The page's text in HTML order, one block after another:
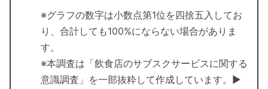
※グラフの数字は小数点第1位を四捨五入してお
り、合計しても100%にならない場合がありま
す。
※本調査は「飲食店のサブスクサービスに関する
意識調査」を一部抜粋して作成しています。▶